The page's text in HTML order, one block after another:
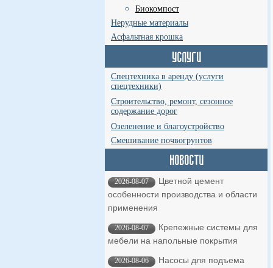
Биокомпост
Нерудные материалы
Асфальтная крошка
Спецтехника в аренду (услуги
спецтехники)
Строительство, ремонт, сезонное
содержание дорог
Озеленение и благоустройство
Смешивание почвогрунтов
2026-08-07
Цветной цемент
особенности производства и области
применения
2026-08-07
Крепежные системы для
мебели на напольные покрытия
2026-08-06
Насосы для подъема